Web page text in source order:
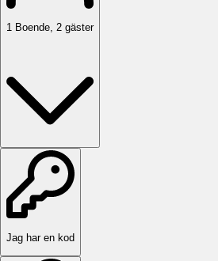
1 Boende, 2 gäster
Jag har en kod